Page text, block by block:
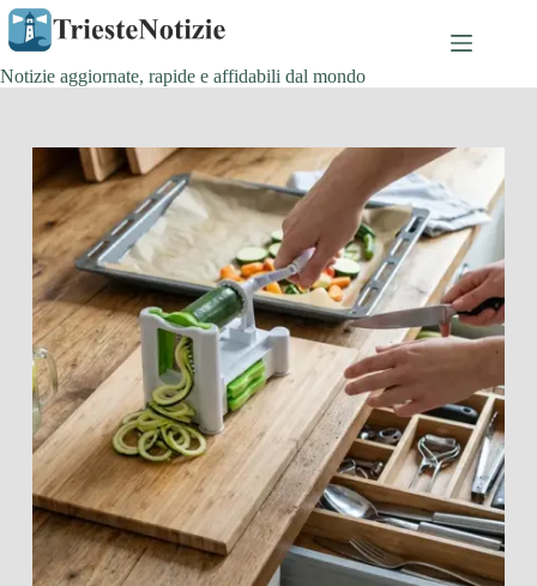
Salta
contenuto
Notizie aggiornate, rapide e affidabili dal mondo